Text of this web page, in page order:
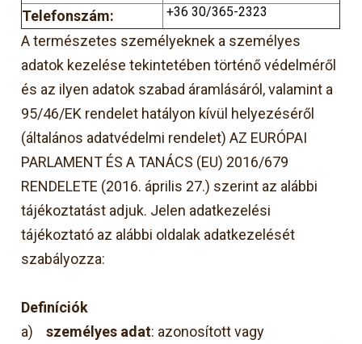
Telefonszám: +36 30/365-2323
A természetes személyeknek a személyes
adatok kezelése tekintetében történő védelméről
és az ilyen adatok szabad áramlásáról, valamint a
95/46/EK rendelet hatályon kívül helyezéséről
(általános adatvédelmi rendelet) AZ EURÓPAI
PARLAMENT ÉS A TANÁCS (EU) 2016/679
RENDELETE (2016. április 27.) szerint az alábbi
tájékoztatást adjuk. Jelen adatkezelési
tájékoztató az alábbi oldalak adatkezelését
szabályozza:
Definíciók
a)személyes adat: azonosított vagy